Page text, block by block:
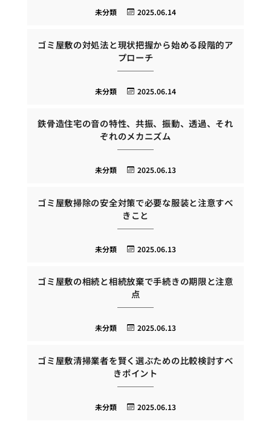
2025.06.14
未分類
ゴミ屋敷の対処法と現状把握から始める段階的ア
プローチ
2025.06.14
未分類
鉄骨造住宅の音の特性、共振、振動、透過、それ
ぞれのメカニズム
2025.06.13
未分類
ゴミ屋敷掃除の安全対策で必要な服装と注意すべ
きこと
2025.06.13
未分類
ゴミ屋敷の相続と相続放棄で手続きの期限と注意
点
2025.06.13
未分類
ゴミ屋敷清掃業者を賢く選ぶための比較検討すべ
きポイント
2025.06.13
未分類